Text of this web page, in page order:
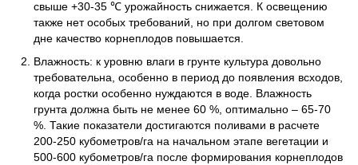
свыше +30-35 ℃ урожайность снижается. К освещению
также нет особых требований, но при долгом световом
дне качество корнеплодов повышается.
Влажность: к уровню влаги в грунте культура довольно
требовательна, особенно в период до появления всходов,
когда ростки особенно нуждаются в воде. Влажность
грунта должна быть не менее 60 %, оптимально – 65-70
%. Такие показатели достигаются поливами в расчете
200-250 кубометров/га на начальном этапе вегетации и
500-600 кубометров/га после формирования корнеплодов